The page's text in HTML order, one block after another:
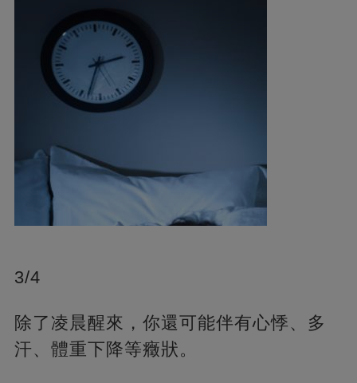
3/4
除了凌晨醒來，你還可能伴有心悸、多
汗、體重下降等癥狀。